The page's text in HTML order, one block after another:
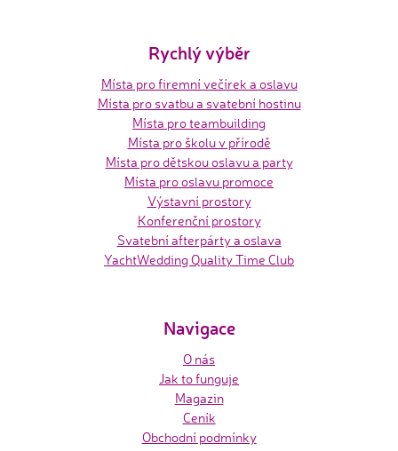
Rychlý výběr
Místa pro firemní večírek a oslavu
Místa pro svatbu a svatební hostinu
Místa pro teambuilding
Místa pro školu v přírodě
Místa pro dětskou oslavu a party
Místa pro oslavu promoce
Výstavní prostory
Konferenční prostory
Svatební afterpárty a oslava
YachtWedding Quality Time Club
Navigace
O nás
Jak to funguje
Magazin
Ceník
Obchodní podmínky